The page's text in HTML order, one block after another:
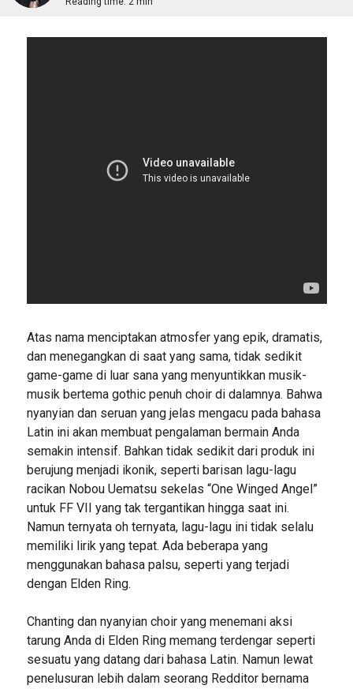
Atas nama menciptakan atmosfer yang epik, dramatis,
dan menegangkan di saat yang sama, tidak sedikit
game-game di luar sana yang menyuntikkan musik-
musik bertema gothic penuh choir di dalamnya. Bahwa
nyanyian dan seruan yang jelas mengacu pada bahasa
Latin ini akan membuat pengalaman bermain Anda
semakin intensif. Bahkan tidak sedikit dari produk ini
berujung menjadi ikonik, seperti barisan lagu-lagu
racikan Nobou Uematsu sekelas “One Winged Angel”
untuk FF VII yang tak tergantikan hingga saat ini.
Namun ternyata oh ternyata, lagu-lagu ini tidak selalu
memiliki lirik yang tepat. Ada beberapa yang
menggunakan bahasa palsu, seperti yang terjadi
dengan Elden Ring.
Chanting dan nyanyian choir yang menemani aksi
tarung Anda di Elden Ring memang terdengar seperti
sesuatu yang datang dari bahasa Latin. Namun lewat
penelusuran lebih dalam seorang Redditor bernama